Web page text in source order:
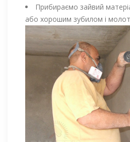
Прибираємо зайвий
або хорошим зубилом і